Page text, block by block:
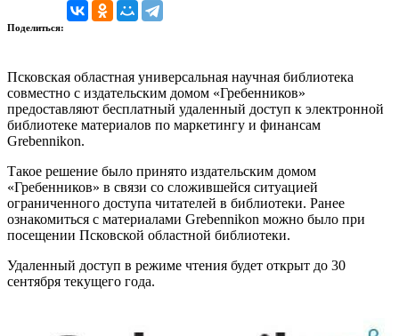
Поделиться:
Псковская областная универсальная научная библиотека
совместно с издательским домом «Гребенников»
предоставляют бесплатный удаленный доступ к электронной
библиотеке материалов по маркетингу и финансам
Grebennikon.
Такое решение было принято издательским домом
«Гребенников» в связи со сложившейся ситуацией
ограниченного доступа читателей в библиотеки. Ранее
ознакомиться с материалами Grebennikon можно было при
посещении Псковской областной библиотеки.
Удаленный доступ в режиме чтения будет открыт до 30
сентября текущего года.